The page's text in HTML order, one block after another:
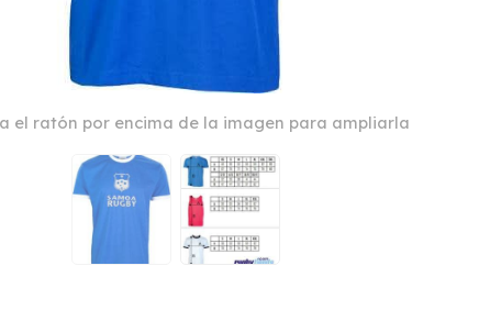
el ratón por encima de la imagen para ampliarla